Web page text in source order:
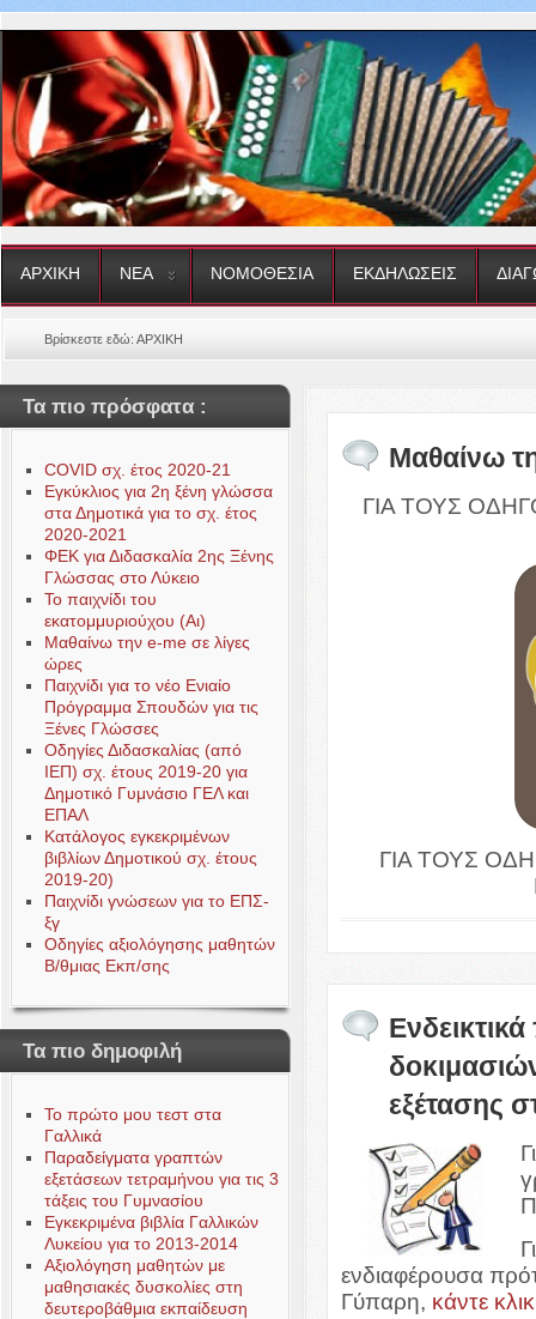
ΑΡΧΙΚΗ ΝΕΑ ΝΟΜΟΘΕΣΙΑ ΕΚΔΗΛΩΣΕΙΣ
Βρίσκεστε εδώ:ΑΡΧΙΚΗ
Τα πιο πρόσφατα :
COVID σχ. έτος 2020-21
Εγκύκλιος για 2η ξένη γλώσσα
στα Δημοτικά για το σχ. έτος
2020-2021
ΦΕΚ για Διδασκαλία 2ης Ξένης
Γλώσσας στο Λύκειο
Το παιχνίδι του
εκατομμυριούχου (Αι)
Μαθαίνω την e-me σε λίγες
ώρες
Παιχνίδι για το νέο Ενιαίο
Πρόγραμμα Σπουδών για τις
Ξένες Γλώσσες
Οδηγίες Διδασκαλίας (από
ΙΕΠ) σχ. έτους 2019-20 για
Δημοτικό Γυμνάσιο ΓΕΛ και
ΕΠΑΛ
Κατάλογος εγκεκριμένων
βιβλίων Δημοτικού σχ. έτους
2019-20)
Παιχνίδι γνώσεων για το ΕΠΣ-
ξγ
Οδηγίες αξιολόγησης μαθητών
Β/θμιας Εκπ/σης
Τα πιο δημοφιλή
Το πρώτο μου τεστ στα
Γαλλικά
Παραδείγματα γραπτών
εξετάσεων τετραμήνου για τις 3
τάξεις του Γυμνασίου
Εγκεκριμένα βιβλία Γαλλικών
Λυκείου για το 2013-2014
Αξιολόγηση μαθητών με
μαθησιακές δυσκολίες στη
δευτεροβάθμια εκπαίδευση
Μαθαίνω
ΓΙΑ ΤΟΥΣ
ΓΙΑ ΤΟΥΣ
εξέτασης
ενδιαφέρουσα
Γύπαρη, κάντε